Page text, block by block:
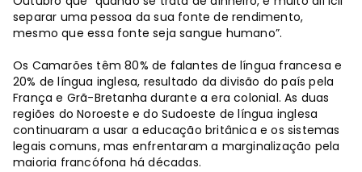
separar uma pessoa da sua fonte de rendimento,
mesmo que essa fonte seja sangue humano”.
Os Camarões têm 80% de falantes de língua francesa e
20% de língua inglesa, resultado da divisão do país pela
França e Grã-Bretanha durante a era colonial. As duas
regiões do Noroeste e do Sudoeste de língua inglesa
continuaram a usar a educação britânica e os sistemas
legais comuns, mas enfrentaram a marginalização pela
maioria francófona há décadas.